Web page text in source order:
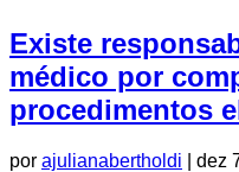
Existe
médico por
procedimentos
por ajulianabertholdi dez